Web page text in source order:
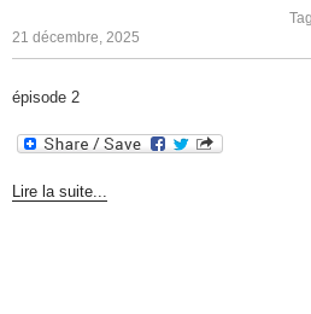
21 décembre, 2025
épisode 2
Lire la suite...